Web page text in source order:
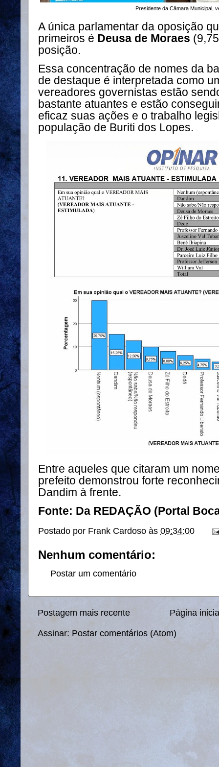
Presidente da Câmara Municipal,
A única parlamentar da oposição
primeiros é Deusa de Moraes
posição.
Essa concentração de nomes da
de destaque é interpretada como
vereadores governistas estão
bastante atuantes e estão
eficaz suas ações e o trabalho
população de Buriti dos Lopes.
Entre aqueles que citaram um
prefeito demonstrou forte
Dandim à frente.
Fonte: Da REDAÇÃO (Portal
Postado por Frank Cardoso às 09:34:00
Nenhum comentário:
Postar um comentário
Postagem mais recente Página
Assinar: Postar comentários (Atom)